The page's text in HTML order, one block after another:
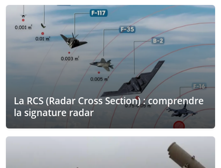
La RCS (Radar Cross Section) : comprendre
la signature radar